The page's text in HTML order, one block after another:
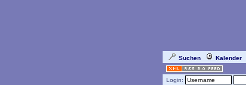
Suchen Kalender
Login: